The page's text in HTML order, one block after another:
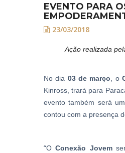
EVENTO PARA
23/03/2018
Ação realizada
No dia 03 de março , o
Kinross, trará para
evento também será
contou com a presença
“OConexão Jovem